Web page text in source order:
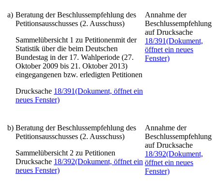
a) Beratung der Beschlussempfehlung des
Petitionsausschusses (2. Ausschuss)
Sammelübersicht 1 zu Petitionenmit der
Statistik über die beim Deutschen
Bundestag in der 17. Wahlperiode (27.
Oktober 2009 bis 21. Oktober 2013)
eingegangenen bzw. erledigten Petitionen
Drucksache 18/391(Dokument, öffnet ein
neues Fenster)
Annahme der
Beschlussempfehlung
auf Drucksache
18/391(Dokument,
öffnet ein neues
Fenster)
b) Beratung der Beschlussempfehlung des
Petitionsausschusses (2. Ausschuss)
Sammelübersicht 2 zu Petitionen
Drucksache 18/392(Dokument, öffnet ein
neues Fenster)
Annahme der
Beschlussempfehlung
auf Drucksache
18/392(Dokument,
öffnet ein neues
Fenster)